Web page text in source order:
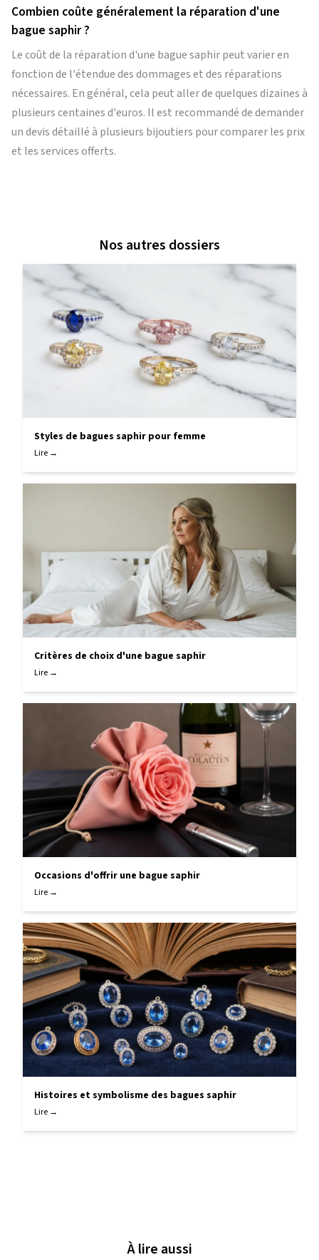
Combien coûte généralement la réparation d'une
bague saphir ?
Le coût de la réparation d'une bague saphir peut varier en
fonction de l'étendue des dommages et des réparations
nécessaires. En général, cela peut aller de quelques dizaines à
plusieurs centaines d'euros. Il est recommandé de demander
un devis détaillé à plusieurs bijoutiers pour comparer les prix
et les services offerts.
Nos autres dossiers
Styles de bagues saphir pour femme
Lire →
Critères de choix d'une bague saphir
Lire →
Occasions d'offrir une bague saphir
Lire →
Histoires et symbolisme des bagues saphir
Lire →
À lire aussi